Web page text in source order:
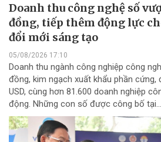
Doanh thu công nghệ số
đồng, tiếp thêm động lực
đổi mới sáng tạo
05/08/2026 17:10
Doanh thu ngành công nghiệp công
đồng, kim ngạch xuất khẩu phần cứng,
USD, cùng hơn 81.600 doanh nghiệp
động. Những con số được công bố tại...